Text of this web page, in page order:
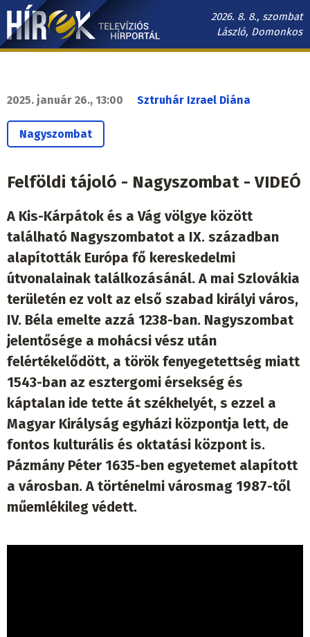
Ugrás
tartalomra
2026. 8. 8., szombat
László, Domonkos
Hírek.sk
navigáció
2025. január 26., 13:00 Sztruhár Izrael Diána
Nagyszombat
Felföldi tájoló - Nagyszombat - VIDEÓ
A Kis-Kárpátok és a Vág völgye között
található Nagyszombatot a IX. században
alapították Európa fő kereskedelmi
útvonalainak találkozásánál. A mai Szlovákia
területén ez volt az első szabad királyi város,
IV. Béla emelte azzá 1238-ban. Nagyszombat
jelentősége a mohácsi vész után
felértékelődött, a török fenyegetettség miatt
1543-ban az esztergomi érsekség és
káptalan ide tette át székhelyét, s ezzel a
Magyar Királyság egyházi központja lett, de
fontos kulturális és oktatási központ is.
Pázmány Péter 1635-ben egyetemet alapított
a városban. A történelmi városmag 1987-től
műemlékileg védett.